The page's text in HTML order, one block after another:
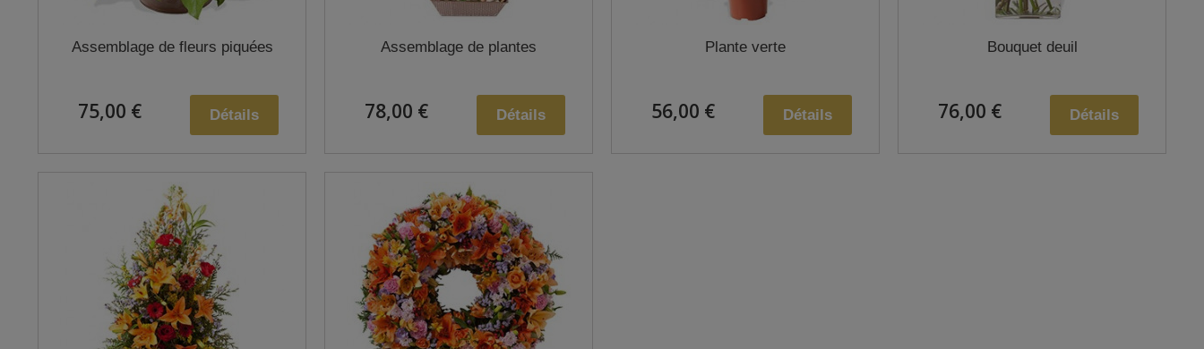
Assemblage de fleurs piquées
75,00 € Détails
Assemblage de plantes
78,00 € Détails
Plante verte
56,00 € Détails
Bouquet deuil
76,00 € Détails